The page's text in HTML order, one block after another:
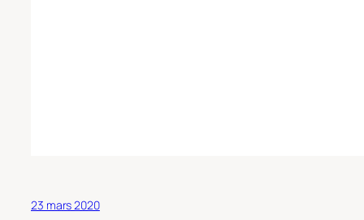
23 mars 2020